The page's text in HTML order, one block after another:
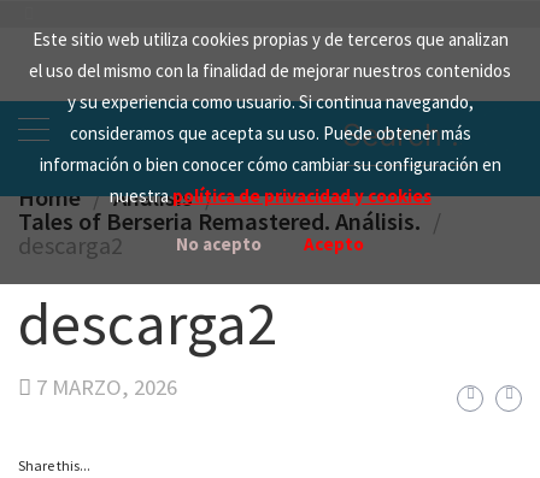
Este sitio web utiliza cookies propias y de terceros que analizan
el uso del mismo con la finalidad de mejorar nuestros contenidos
y su experiencia como usuario. Si continua navegando,
consideramos que acepta su uso. Puede obtener más
información o bien conocer cómo cambiar su configuración en
nuestrapolítica de privacidad y cookies
No acepto Acepto
content
Search
for:
Home Analisis
Tales of Berseria Remastered. Análisis.
descarga2
descarga2
7 MARZO, 2026
Share this...